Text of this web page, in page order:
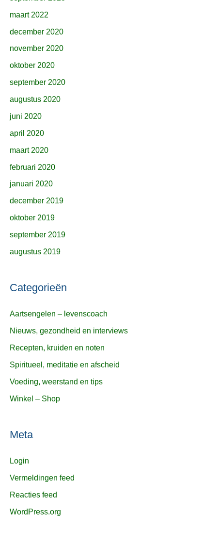
maart 2022
december 2020
november 2020
oktober 2020
september 2020
augustus 2020
juni 2020
april 2020
maart 2020
februari 2020
januari 2020
december 2019
oktober 2019
september 2019
augustus 2019
Categorieën
Aartsengelen – levenscoach
Nieuws, gezondheid en interviews
Recepten, kruiden en noten
Spiritueel, meditatie en afscheid
Voeding, weerstand en tips
Winkel – Shop
Meta
Login
Vermeldingen feed
Reacties feed
WordPress.org